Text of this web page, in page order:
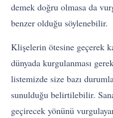
demek doğru olmasa da
benzer olduğu söylenebilir.
Klişelerin ötesine geçerek
dünyada kurgulanması
listemizde size bazı
sunulduğu belirtilebilir.
geçirecek yönünü